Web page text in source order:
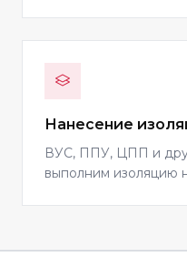
Нанесение
ВУС, ППУ, ЦПП и
выполним изоляцию